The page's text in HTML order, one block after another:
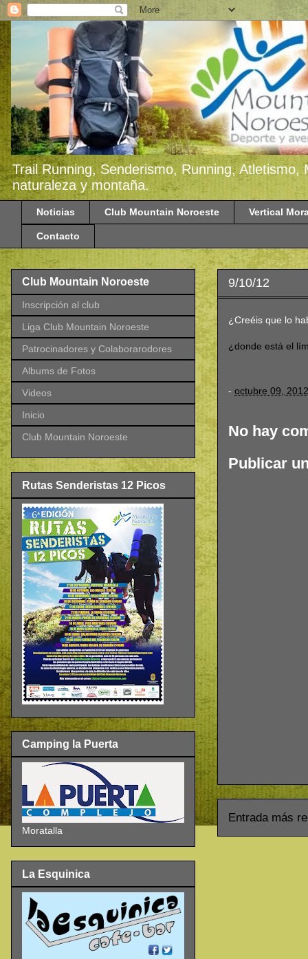
Trail Running, Senderismo, Running,
naturaleza y montaña.
Noticias Club Mountain Noroeste Vertical
Contacto
9/10/12
¿Creéis que lo
¿donde está el
- octubre 09, 2012
No hay
Publicar
Entrada más
Club Mountain Noroeste
Inscripción al club
Liga Club Mountain Noroeste
Patrocinadores y Colaborarodores
Albums de Fotos
Videos
Inicio
Club Mountain Noroeste
Rutas Senderistas 12 Picos
Camping la Puerta
Moratalla
La Esquinica